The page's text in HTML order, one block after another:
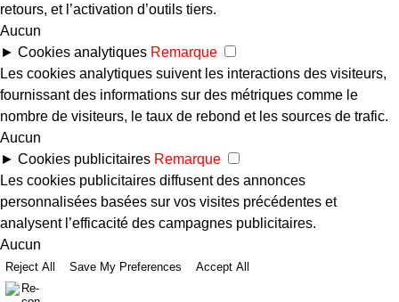
retours, et l’activation d’outils tiers.
Aucun
► Cookies analytiques Remarque
Les cookies analytiques suivent les interactions des visiteurs,
fournissant des informations sur des métriques comme le
nombre de visiteurs, le taux de rebond et les sources de trafic.
Aucun
► Cookies publicitaires Remarque
Les cookies publicitaires diffusent des annonces
personnalisées basées sur vos visites précédentes et
analysent l’efficacité des campagnes publicitaires.
Aucun
Reject All Save My Preferences Accept All